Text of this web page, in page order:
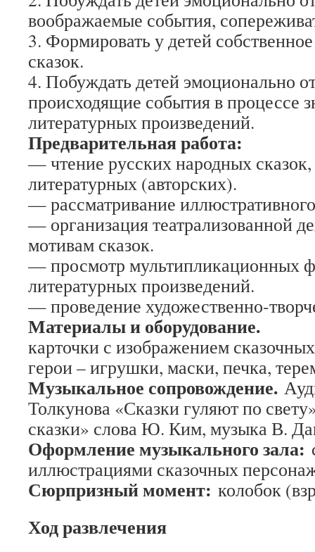
воображаемые события,
3. Формировать у детей
сказок.
4. Побуждать детей эмоционально
происходящие события в процессе
литературных произведений.
Предварительная работа:
— чтение русских народных
литературных (авторских).
— рассматривание
— организация театрализованной
мотивам сказок.
— просмотр мультипликационных
литературных произведений.
— проведение художественно-
Материалы и оборудование.
карточки с изображением
герои – игрушки, маски, печка,
Музыкальное сопровождение.
Толкунова «Сказки гуляют по
сказки» слова Ю. Ким, музыка В.
Оформление музыкального зала:
иллюстрациями сказочных
Сюрпризный момент: колобок
Ход развлечения